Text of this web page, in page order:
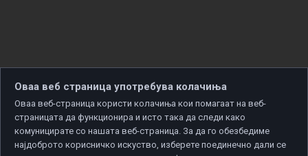
Оваа веб страница употребува колачиња
Оваа веб-страница користи колачиња кои помагаат на веб-
страницата да функционира и исто така да следи како
комуницирате со нашата веб-страница. За да го обезбедиме
најдоброто корисничко искуство, изберете поединечно дали се